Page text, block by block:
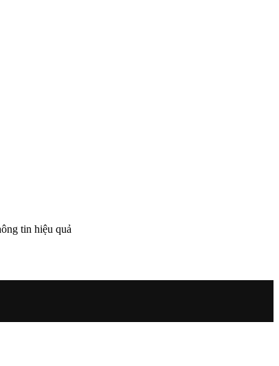
tin hiệu quả